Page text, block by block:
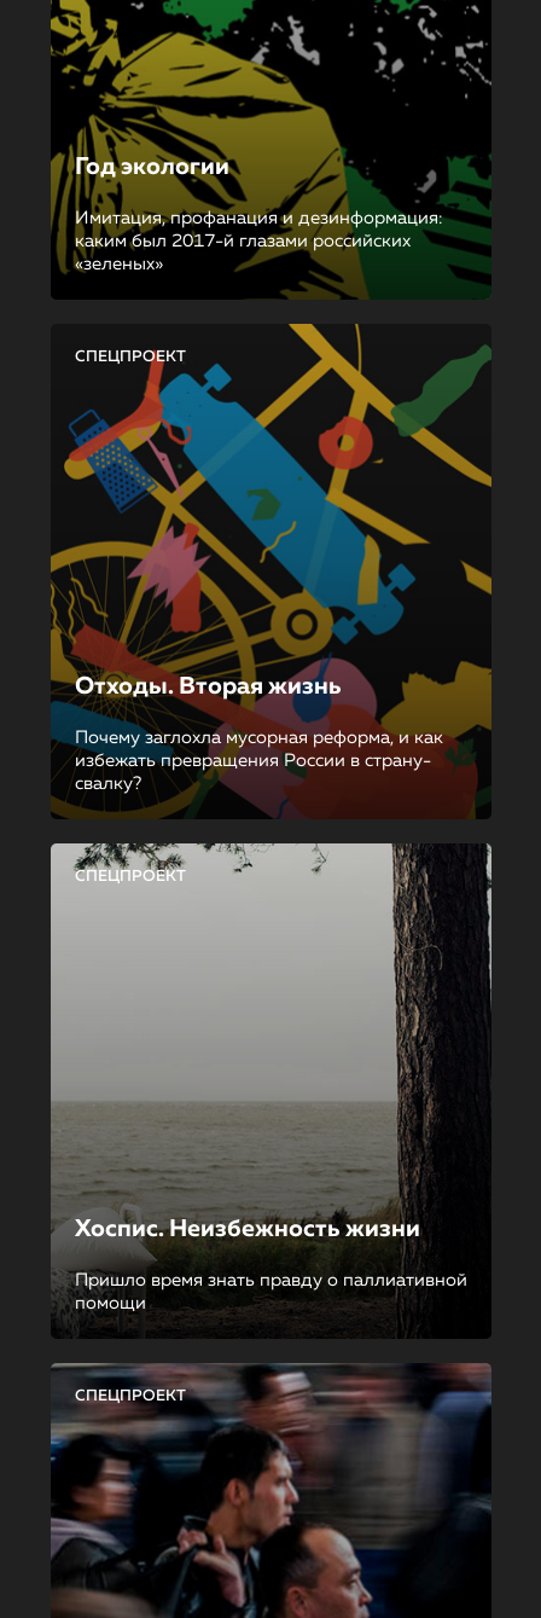
Год экологии
Имитация, профанация и дезинформация:
каким был 2017-й глазами российских
«зеленых»
СПЕЦПРОЕКТ
Отходы. Вторая жизнь
Почему заглохла мусорная реформа, и как
избежать превращения России в страну-
свалку?
СПЕЦПРОЕКТ
Хоспис. Неизбежность жизни
Пришло время знать правду о паллиативной
помощи
СПЕЦПРОЕКТ